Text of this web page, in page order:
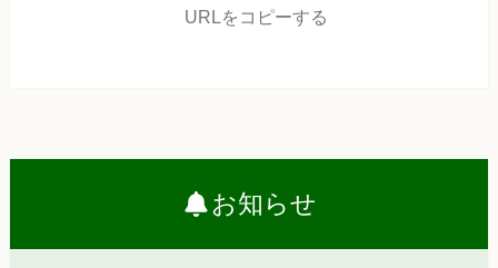
URLをコピーする
お知らせ